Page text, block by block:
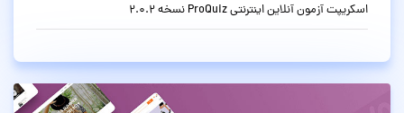
اسکریپت آزمون آنلاین اینترنتی ProQuiz نسخه 2.0.2